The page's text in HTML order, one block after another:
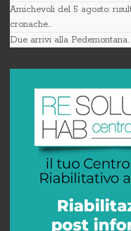
Amichevoli del 5 agosto:
cronache..
Due arrivi alla Pedemontana.